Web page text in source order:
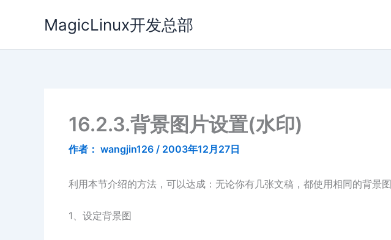
MagicLinux开发总部
16.2.3.背景图片设置(水印)
作者： wangjin126 / 2003年12月27日
利用本节介绍的方法，可以达成：无论你有几张文稿，都使用相同的背景
1、设定背景图